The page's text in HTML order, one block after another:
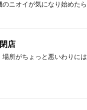
ニオイが気になり始めたら
店
所がちょっと悪いわりには